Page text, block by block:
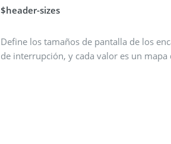
$header-sizes
Define los tamaños de pantalla de los
de interrupción, y cada valor es un mapa